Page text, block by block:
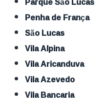
Penha de França
São Lucas
Vila Alpina
Vila Aricanduva
Vila Azevedo
Vila Bancaria